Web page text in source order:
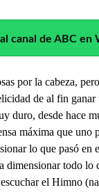
canal de ABC en
por la cabeza,
de al fin ganar
duro, desde hace
máxima que uno
lo que pasó en
dimensionar todo lo
el Himno